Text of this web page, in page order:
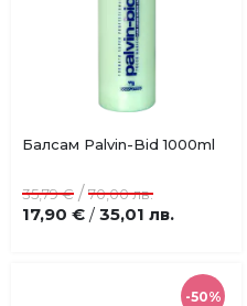
любими
Купи
Балсам Palvin-Bid 1000ml
17,90 € / 35,01 лв.
35,79 € /70,00 лв.
-50%